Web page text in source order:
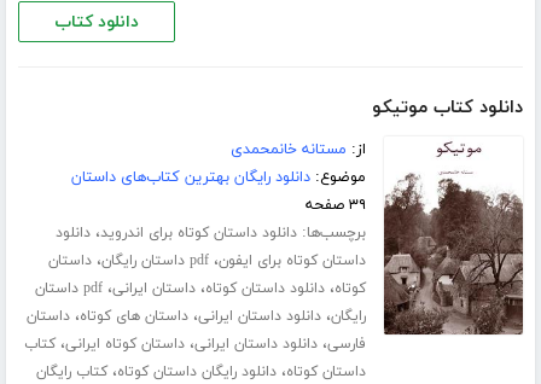
دانلود کتاب
دانلود کتاب موتیکو
از: مستانه خانمحمدی
موضوع:دانلود رایگان بهترین کتاب‌های داستان
۳۹ صفحه
برچسب‌ها:دانلود داستان کوتاه برای اندروید،دانلود
داستان کوتاه برای ایفون،pdf داستان رایگان ،داستان
کوتاه،دانلود داستان کوتاه،داستان ایرانی،
pdf داستان
رایگان،دانلود داستان ایرانی،داستان های کوتاه،داستان
فارسی،دانلود داستان ایرانی،داستان کوتاه ایرانی،کتاب
داستان کوتاه،دانلود رایگان داستان کوتاه،کتاب رایگان